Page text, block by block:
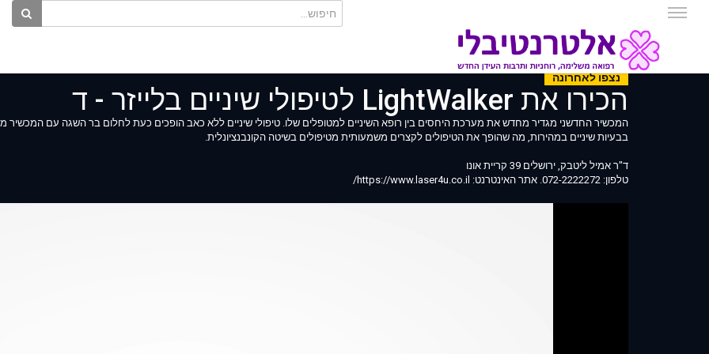
נצפו לאחרונה
הכירו את LightWalker לטיפולי שיניים בלייזר - ד
בבעיות שיניים במהירות, מה שהופך את הטיפולים לקצרים משמעותית מטיפולים בשיטה הקונבנציונלית.
ד"ר אמיל ליטבק, ירושלים 39 קריית אונו
טלפון: 072-2222272. אתר האינטרנט: https://www.laser4u.co.il/